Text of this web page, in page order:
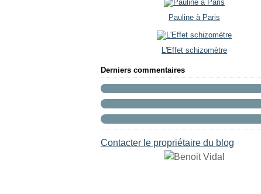
Pauline à Paris
L'Effet schizomètre
Derniers commentaires
Contacter le propriétaire du blog